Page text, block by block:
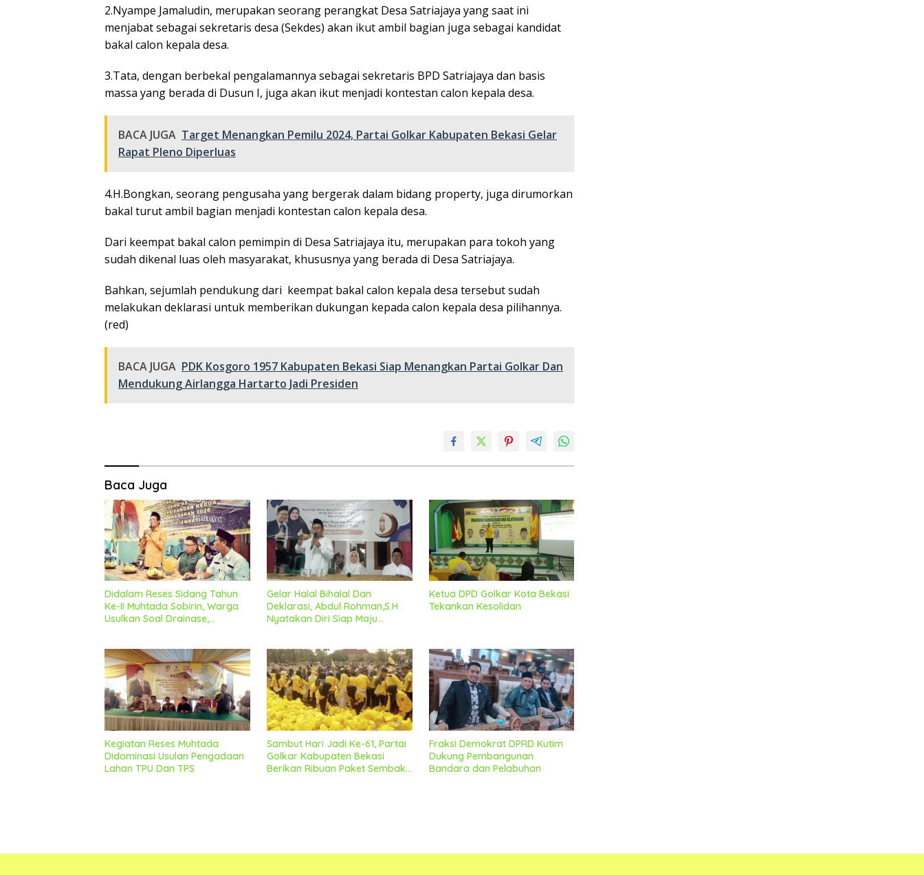
2.Nyampe Jamaludin, merupakan seorang perangkat Desa Satriajaya yang saat ini
menjabat sebagai sekretaris desa (Sekdes) akan ikut ambil bagian juga sebagai kandidat
bakal calon kepala desa.
3.Tata, dengan berbekal pengalamannya sebagai sekretaris BPD Satriajaya dan basis
massa yang berada di Dusun I, juga akan ikut menjadi kontestan calon kepala desa.
BACA JUGA Target Menangkan Pemilu 2024, Partai Golkar Kabupaten Bekasi Gelar
Rapat Pleno Diperluas
4.H.Bongkan, seorang pengusaha yang bergerak dalam bidang property, juga dirumorkan
bakal turut ambil bagian menjadi kontestan calon kepala desa.
Dari keempat bakal calon pemimpin di Desa Satriajaya itu, merupakan para tokoh yang
sudah dikenal luas oleh masyarakat, khususnya yang berada di Desa Satriajaya.
Bahkan, sejumlah pendukung dari keempat bakal calon kepala desa tersebut sudah
melakukan deklarasi untuk memberikan dukungan kepada calon kepala desa pilihannya.
(red)
BACA JUGA PDK Kosgoro 1957 Kabupaten Bekasi Siap Menangkan Partai Golkar Dan
Mendukung Airlangga Hartarto Jadi Presiden
Baca Juga
Didalam Reses Sidang Tahun
Ke-II Muhtada Sobirin, Warga
Usulkan Soal Drainase,
Perioritas Utama
Gelar Halal Bihalal Dan
Deklarasi, Abdul Rohman,S.H
Nyatakan Diri Siap Maju
Ketua DPD Golkar Kota Bekasi
Tekankan Kesolidan
Kegiatan Reses Muhtada
Didominasi Usulan Pengadaan
Lahan TPU Dan TPS
Sambut Hari Jadi Ke-61, Partai
Golkar Kabupaten Bekasi
Berikan Ribuan Paket Sembako
Fraksi Demokrat DPRD Kutim
Dukung Pembangunan
Bandara dan Pelabuhan